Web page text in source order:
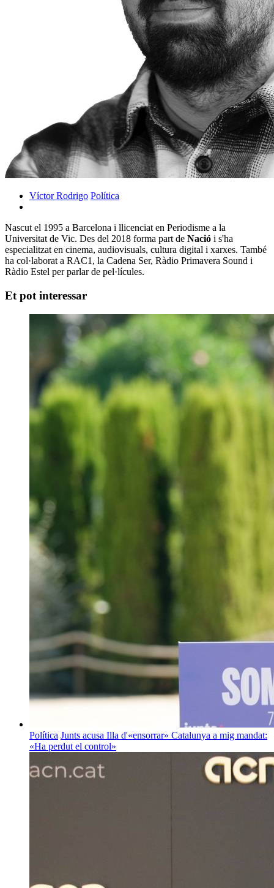
Víctor Rodrigo Política
Nascut el 1995 a Barcelona i llicenciat en Periodisme a la
Universitat de Vic. Des del 2018 forma part de Nació i s'ha
especialitzat en cinema, audiovisuals, cultura digital i xarxes. També
ha col·laborat a RAC1, la Cadena Ser, Ràdio Primavera Sound i
Ràdio Estel per parlar de pel·lícules.
Et pot interessar
Política Junts acusa Illa d'«ensorrar» Catalunya a mig mandat:
«Ha perdut el control»